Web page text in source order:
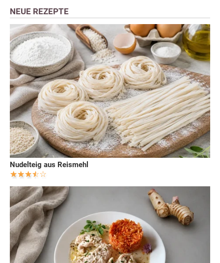
NEUE REZEPTE
Nudelteig aus Reismehl